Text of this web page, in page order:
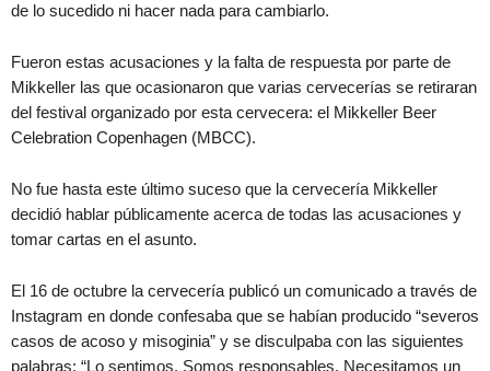
de lo sucedido ni hacer nada para cambiarlo.
Fueron estas acusaciones y la falta de respuesta por parte de
Mikkeller las que ocasionaron que varias cervecerías se retiraran
del festival organizado por esta cervecera: el Mikkeller Beer
Celebration Copenhagen (MBCC).
No fue hasta este último suceso que la cervecería Mikkeller
decidió hablar públicamente acerca de todas las acusaciones y
tomar cartas en el asunto.
El 16 de octubre la cervecería publicó un comunicado a través de
Instagram en donde confesaba que se habían producido “severos
casos de acoso y misoginia” y se disculpaba con las siguientes
palabras: “Lo sentimos. Somos responsables. Necesitamos un